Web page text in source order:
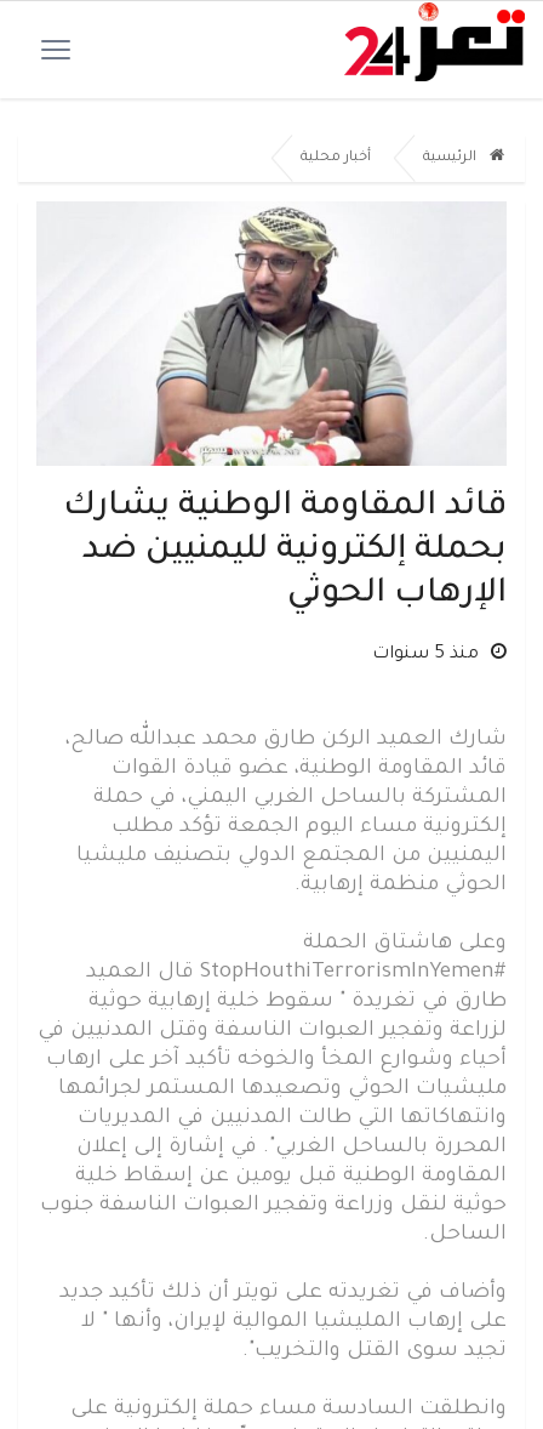
الرئيسية أخبار محلية
قائد المقاومة الوطنية يشارك
بحملة إلكترونية لليمنيين ضد
الإرهاب الحوثي
منذ 5 سنوات
شارك العميد الركن طارق محمد عبدالله صالح،
قائد المقاومة الوطنية، عضو قيادة القوات
المشتركة بالساحل الغربي اليمني، في حملة
إلكترونية مساء اليوم الجمعة تؤكد مطلب
اليمنيين من المجتمع الدولي بتصنيف مليشيا
الحوثي منظمة إرهابية.
وعلى هاشتاق الحملة
#StopHouthiTerrorismInYemen قال العميد
طارق في تغريدة " سقوط خلية إرهابية حوثية
لزراعة وتفجير العبوات الناسفة وقتل المدنيين في
أحياء وشوارع المخأ والخوخه تأكيد آخر على ارهاب
مليشيات الحوثي وتصعيدها المستمر لجرائمها
وانتهاكاتها التي طالت المدنيين في المديريات
المحررة بالساحل الغربي". في إشارة إلى إعلان
المقاومة الوطنية قبل يومين عن إسقاط خلية
حوثية لنقل وزراعة وتفجير العبوات الناسفة جنوب
الساحل.
وأضاف في تغريدته على تويتر أن ذلك تأكيد جديد
على إرهاب المليشيا الموالية لإيران، وأنها " لا
تجيد سوى القتل والتخريب".
وانطلقت السادسة مساء حملة إلكترونية على